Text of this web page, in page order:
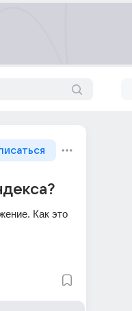
Как это